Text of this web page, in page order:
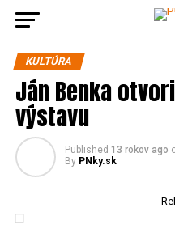
KULTÚRA
Ján Benka
výstavu
Published 13 rokov ago
By PNky.sk